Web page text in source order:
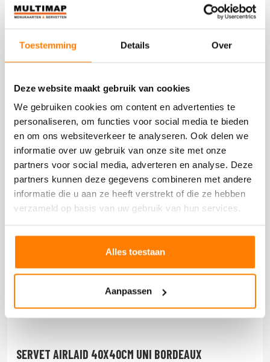
Toestemming Details Over
Deze website maakt gebruik van cookies
We gebruiken cookies om content en advertenties te
personaliseren, om functies voor social media te bieden
en om ons websiteverkeer te analyseren. Ook delen we
informatie over uw gebruik van onze site met onze
partners voor social media, adverteren en analyse. Deze
partners kunnen deze gegevens combineren met andere
informatie die u aan ze heeft verstrekt of die ze hebben
verzameld op basis van uw gebruik van hun services.
Alles toestaan
Aanpassen
Deze producten heb je eerder bekeken
DOOS 300 STUKS
SERVET AIRLAID 40X40CM UNI BORDEAUX